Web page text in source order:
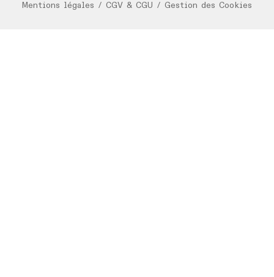
Mentions légales / CGV & CGU / Gestion des Cookies